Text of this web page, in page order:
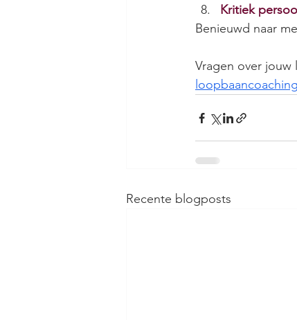
Kritiek
Benieuwd naar
Vragen over
loopbaancoaching
Recente blogposts